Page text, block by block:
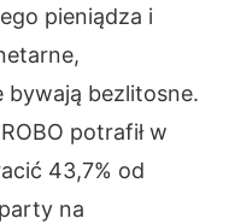
pieniądza i
bezlitosne.
potrafił w
43,7% od
na